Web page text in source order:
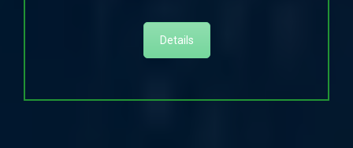
Details